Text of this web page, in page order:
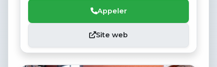
Appeler
Site web